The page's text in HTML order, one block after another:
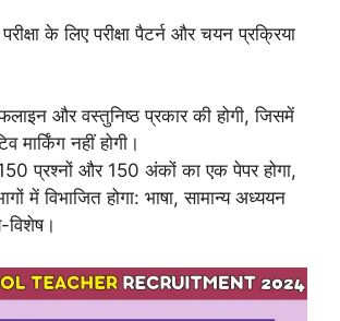
के लिए परीक्षा पैटर्न और चयन प्रक्रिया
और वस्तुनिष्ठ प्रकार की होगी, जिसमें
मार्किंग नहीं होगी।
150 प्रश्नों और 150 अंकों का एक पेपर होगा,
में विभाजित होगा: भाषा, सामान्य अध्ययन
विशेष।